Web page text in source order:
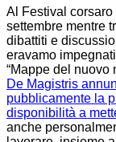
Al Festival corsaro
settembre mentre
dibattiti e
eravamo
“Mappe del nuovo
De Magistris
pubblicamente la
disponibilità a
anche